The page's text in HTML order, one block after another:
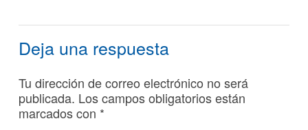
Deja una respuesta
Tu dirección de correo electrónico no será
publicada. Los campos obligatorios están
marcados con *